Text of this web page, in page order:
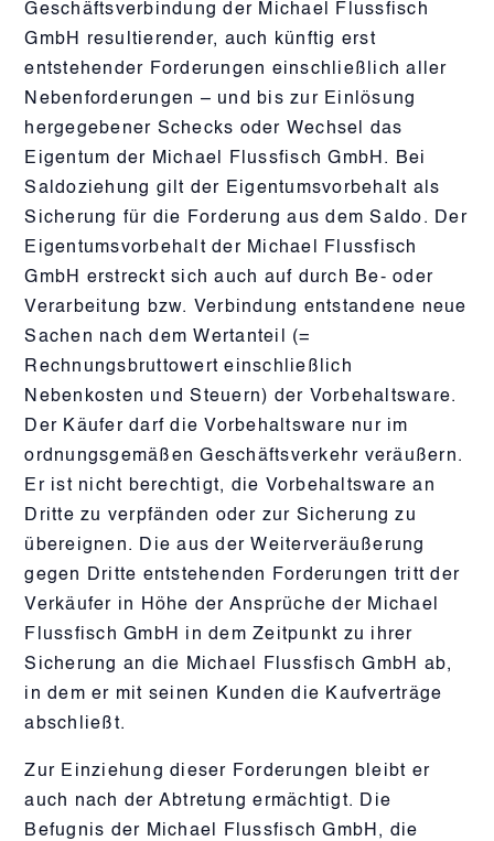
Geschäftsverbindung der Michael Flussfisch
GmbH resultierender, auch künftig erst
entstehender Forderungen einschließlich aller
Nebenforderungen – und bis zur Einlösung
hergegebener Schecks oder Wechsel das
Eigentum der Michael Flussfisch GmbH. Bei
Saldoziehung gilt der Eigentumsvorbehalt als
Sicherung für die Forderung aus dem Saldo. Der
Eigentumsvorbehalt der Michael Flussfisch
GmbH erstreckt sich auch auf durch Be- oder
Verarbeitung bzw. Verbindung entstandene neue
Sachen nach dem Wertanteil (=
Rechnungsbruttowert einschließlich
Nebenkosten und Steuern) der Vorbehaltsware.
Der Käufer darf die Vorbehaltsware nur im
ordnungsgemäßen Geschäftsverkehr veräußern.
Er ist nicht berechtigt, die Vorbehaltsware an
Dritte zu verpfänden oder zur Sicherung zu
übereignen. Die aus der Weiterveräußerung
gegen Dritte entstehenden Forderungen tritt der
Verkäufer in Höhe der Ansprüche der Michael
Flussfisch GmbH in dem Zeitpunkt zu ihrer
Sicherung an die Michael Flussfisch GmbH ab,
in dem er mit seinen Kunden die Kaufverträge
abschließt.
Zur Einziehung dieser Forderungen bleibt er
auch nach der Abtretung ermächtigt. Die
Befugnis der Michael Flussfisch GmbH, die